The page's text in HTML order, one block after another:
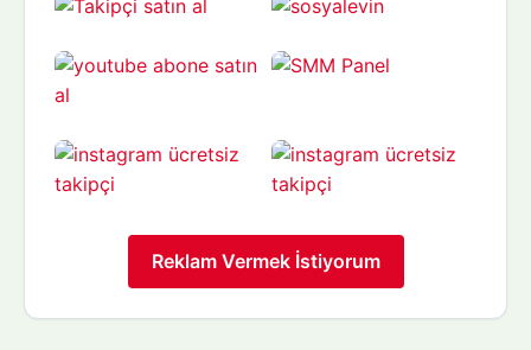
Reklam Vermek İstiyorum